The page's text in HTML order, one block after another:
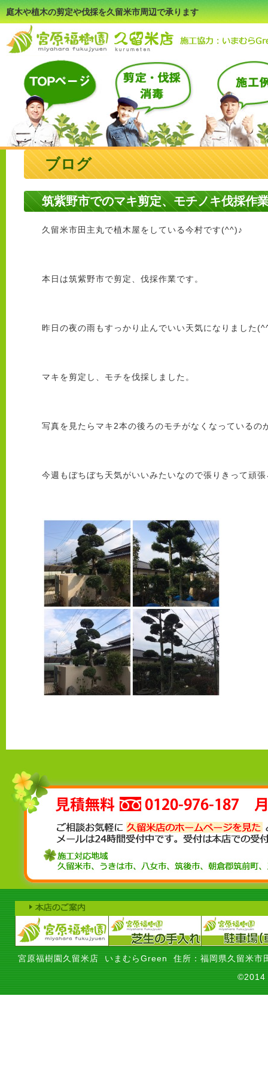
庭木や植木の剪定や伐採を久留米市周辺で承ります
ブログ
筑紫野市でのマキ剪定、モチノキ伐採作
久留米市田主丸で植木屋をしている今村です(^^)♪
本日は筑紫野市で剪定、伐採作業です。
昨日の夜の雨もすっかり止んでいい天気になりました
マキを剪定し、モチを伐採しました。
写真を見たらマキ2本の後ろのモチがなくなっているの
今週もぼちぼち天気がいいみたいなので張りきって頑
宮原福樹園久留米店 いまむらGreen 住所：福岡県久留米市
©2014